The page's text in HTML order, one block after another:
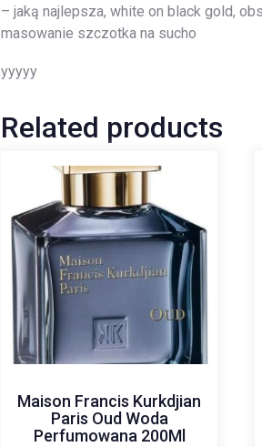
– jaką najlepsza, white on black gold,
masowanie szczotka na sucho
yyyyy
Related products
Maison Francis Kurkdjian
Paris Oud Woda
Perfumowana 200Ml